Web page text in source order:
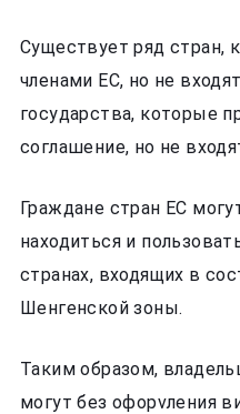
Существует ряд стран,
членами ЕС, но не
государства, которые
соглашение, но не
Граждане стран ЕС
находиться и
странах, входящих в
Шенгенской зоны.
Таким образом,
могут без офорvления